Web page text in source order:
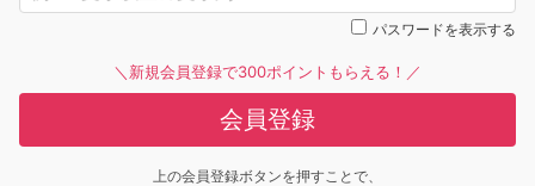
パスワードを表示する
＼新規会員登録で300ポイントもらえる！／
会員登録
上の会員登録ボタンを押すことで、